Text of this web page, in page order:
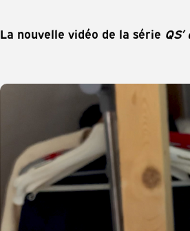
La nouvelle vidéo de la série